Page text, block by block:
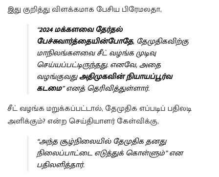
இது குறித்து விளக்கமாக பேசிய பிரேமலதா,
“2024 மக்களவை தேர்தல்
பேச்சுவார்த்தையின்போதே, தேமுதிகவிற்கு
மாநிலங்களவை சீட் வழங்க முடிவு
செய்யப்பட்டிருந்தது. எனவே, அதை
வழங்குவதுஅதிமுகவின் நியாயப்பூர்வ
கடமை” எனத் தெரிவித்துள்ளார்.
சீட் வழங்க மறுக்கப்பட்டால், தேமுதிக எப்படிப் பதிலடி
அளிக்கும்? என்ற செய்தியாளர் கேள்விக்கு,
“அந்த சூழ்நிலையில் தேமுதிக தனது
நிலைப்பாட்டை எடுத்துக் கொள்ளும்” என
பதிலளித்தார்.